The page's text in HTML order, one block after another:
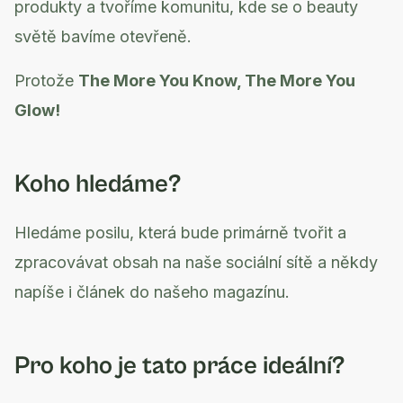
produkty a tvoříme komunitu, kde se o beauty
světě bavíme otevřeně.
Protože The More You Know, The More You
Glow!
Koho hledáme?
Hledáme posilu, která bude primárně tvořit a
zpracovávat obsah na naše sociální sítě a někdy
napíše i článek do našeho magazínu.
Pro koho je tato práce ideální?